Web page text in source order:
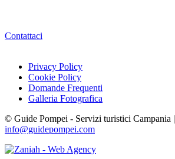
Contattaci
Privacy Policy
Cookie Policy
Domande Frequenti
Galleria Fotografica
© Guide Pompei - Servizi turistici Campania |
info@guidepompei.com